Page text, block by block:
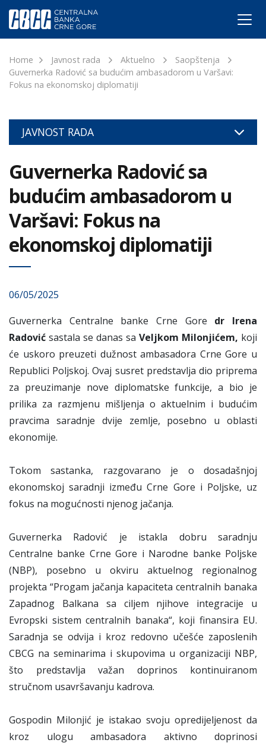
Home Javnost rada Aktuelno
Saopštenja
Guvernerka Radović sa budućim ambasadorom u Varšavi:
Fokus na ekonomskoj diplomatiji
JAVNOST RADA
Guvernerka Radović sa
budućim ambasadorom u
Varšavi: Fokus na
ekonomskoj diplomatiji
06/05/2025
Guvernerka Centralne banke Crne Gore dr Irena
Radović sastala se danas sa Veljkom Milonjićem, koji
će uskoro preuzeti dužnost ambasadora Crne Gore u
Republici Poljskoj. Ovaj susret predstavlja dio priprema
za preuzimanje nove diplomatske funkcije, a bio je
prilika za razmjenu mišljenja o aktuelnim i budućim
pravcima saradnje dvije zemlje, posebno u oblasti
ekonomije.
Tokom sastanka, razgovarano je o dosadašnjoj
ekonomskoj saradnji između Crne Gore i Poljske, uz
fokus na mogućnosti njenog jačanja.
Guvernerka Radović je istakla dobru saradnju
Centralne banke Crne Gore i Narodne banke Poljske
(NBP), posebno u okviru aktuelnog regionalnog
projekta “Progam jačanja kapaciteta centralnih banaka
Zapadnog Balkana sa ciljem njihove integracije u
Evropski sistem centralnih banaka“, koji finansira EU.
Saradnja se odvija i kroz redovno učešće zaposlenih
CBCG na seminarima i skupovima u organizaciji NBP,
što predstavlja važan doprinos kontinuiranom
stručnom usavršavanju kadrova.
Gospodin Milonjić je istakao svoju opredijeljenost da
kroz ulogu ambasadora aktivno doprinosi